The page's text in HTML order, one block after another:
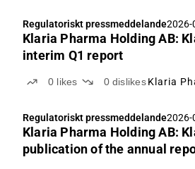
Regulatoriskt pressmeddelande2026-
Klaria Pharma Holding AB:
interim Q1 report
0 likes 0 dislikes Klaria
Regulatoriskt pressmeddelande2026-
Klaria Pharma Holding AB:
publication of the annual